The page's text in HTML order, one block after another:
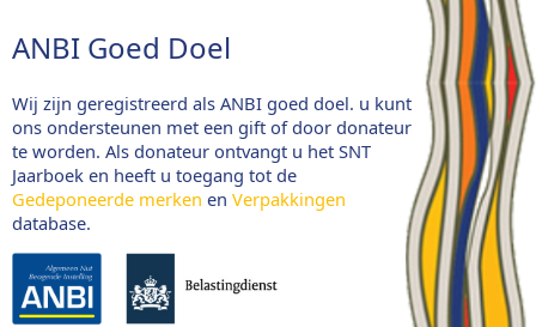
ANBI Goed Doel
Wij zijn geregistreerd als ANBI goed doel. u kunt
ons ondersteunen met een gift of door donateur
te worden. Als donateur ontvangt u het SNT
Jaarboek en heeft u toegang tot de
Gedeponeerde merken en Verpakkingen
database.